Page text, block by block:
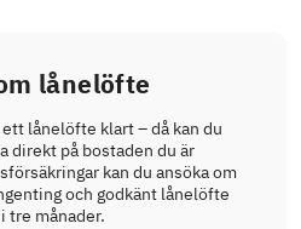
lånelöfte
lånelöfte klart – då kan du
direkt på bostaden du är
kan du ansöka om
och godkänt lånelöfte
tre månader.